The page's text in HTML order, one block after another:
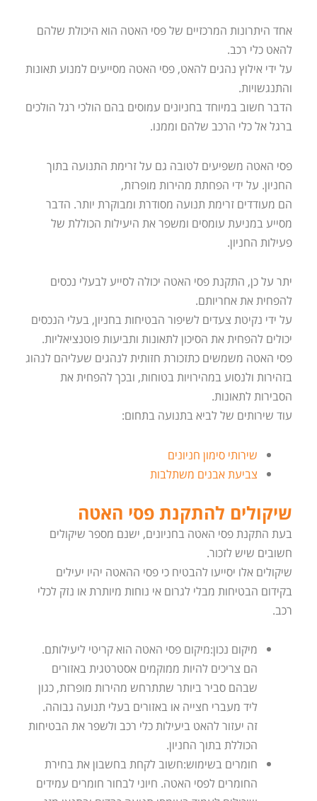
אחד היתרונות המרכזיים של פסי האטה הוא היכולת שלהם
להאט כלי רכב.
על ידי אילוץ נהגים להאט, פסי האטה מסייעים למנוע תאונות
והתנגשויות.
הדבר חשוב במיוחד בחניונים עמוסים בהם הולכי רגל הולכים
ברגל אל כלי הרכב שלהם וממנו.
פסי האטה משפיעים לטובה גם על זרימת התנועה בתוך
החניון. על ידי הפחתת מהירות מופרזת,
הם מעודדים זרימת תנועה מסודרת ומבוקרת יותר. הדבר
מסייע במניעת עומסים ומשפר את היעילות הכוללת של
פעילות החניון.
יתר על כן, התקנת פסי האטה יכולה לסייע לבעלי נכסים
להפחית את אחריותם.
על ידי נקיטת צעדים לשיפור הבטיחות בחניון, בעלי הנכסים
יכולים להפחית את הסיכון לתאונות ותביעות פוטנציאליות.
פסי האטה משמשים כתזכורת חזותית לנהגים שעליהם לנהוג
בזהירות ולנסוע במהירויות בטוחות, ובכך להפחית את
הסבירות לתאונות.
עוד שירותים של לביא בתנועה בתחום:
שירותי סימון חניונים
צביעת אבנים משתלבות
שיקולים להתקנת פסי האטה
בעת התקנת פסי האטה בחניונים, ישנם מספר שיקולים
חשובים שיש לזכור.
שיקולים אלו יסייעו להבטיח כי פסי ההאטה יהיו יעילים
בקידום הבטיחות מבלי לגרום אי נוחות מיותרת או נזק לכלי
רכב.
מיקום נכון:מיקום פסי האטה הוא קריטי ליעילותם.
הם צריכים להיות ממוקמים אסטרטגית באזורים
שבהם סביר ביותר שתתרחש מהירות מופרזת, כגון
ליד מעברי חצייה או באזורים בעלי תנועה גבוהה.
זה יעזור להאט ביעילות כלי רכב ולשפר את הבטיחות
הכוללת בתוך החניון.
חומרים בשימוש:חשוב לקחת בחשבון את בחירת
החומרים לפסי האטה. חיוני לבחור חומרים עמידים